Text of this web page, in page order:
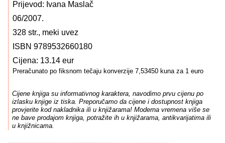
Prijevod: Ivana Maslač
06/2007.
328 str., meki uvez
ISBN 9789532660180
Cijena: 13.14 eur
Preračunato po fiksnom tečaju konverzije 7,53450 kuna za 1 euro
Cijene knjiga su informativnog karaktera, navodimo prvu cijenu po
izlasku knjige iz tiska. Preporučamo da cijene i dostupnost knjiga
provjerite kod nakladnika ili u knjižarama! Moderna vremena više se
ne bave prodajom knjiga, potražite ih u knjižarama, antikvarijatima ili
u knjižnicama.